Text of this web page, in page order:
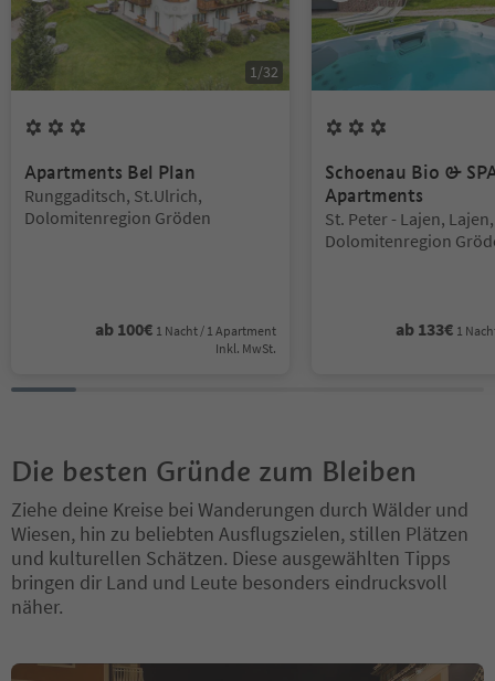
1 /32
Apartments Bel Plan
Standort:
Runggaditsch, St.Ulrich,
Dolomitenregion Gröden
ab 100€ 1 Nacht / 1 Apartment
Inkl. MwSt.
Schoenau Bio &
Apartments
Standort:
St. Peter - Lajen, Lajen,
Dolomitenregion
ab 133€ 1
Die besten Gründe zum Bleiben
Ziehe deine Kreise bei Wanderungen durch Wälder und
Wiesen, hin zu beliebten Ausflugszielen, stillen Plätzen
und kulturellen Schätzen. Diese ausgewählten Tipps
bringen dir Land und Leute besonders eindrucksvoll
näher.